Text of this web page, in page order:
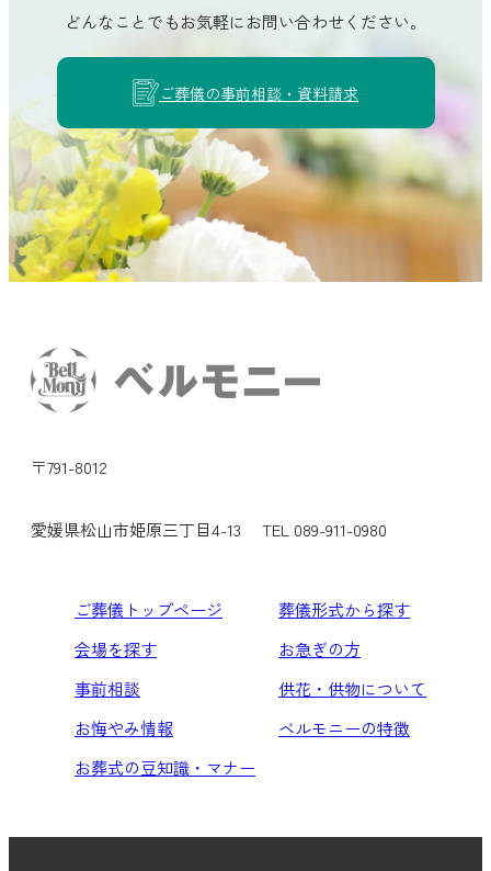
須崎市
宿毛市
香美市
どんなことでもお気軽にお問い合わせください。
ご葬儀の事前相談・資料請求
〒791-8012
愛媛県松山市姫原三丁目4-13 TEL 089-911-0980
ご葬儀トップページ
葬儀形式から探す
会場を探す
お急ぎの方
事前相談
供花・供物について
お悔やみ情報
ベルモニーの特徴
お葬式の豆知識・マナー